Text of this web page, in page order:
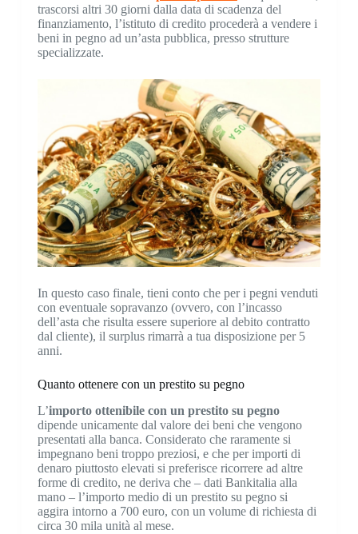
trascorsi altri 30 giorni dalla data di scadenza del
finanziamento, l’istituto di credito procederà a vendere i
beni in pegno ad un’asta pubblica, presso strutture
specializzate.
In questo caso finale, tieni conto che per i pegni venduti
con eventuale sopravanzo (ovvero, con l’incasso
dell’asta che risulta essere superiore al debito contratto
dal cliente), il surplus rimarrà a tua disposizione per 5
anni.
Quanto ottenere con un prestito su pegno
L’importo ottenibile con un prestito su pegno
dipende unicamente dal valore dei beni che vengono
presentati alla banca. Considerato che raramente si
impegnano beni troppo preziosi, e che per importi di
denaro piuttosto elevati si preferisce ricorrere ad altre
forme di credito, ne deriva che – dati Bankitalia alla
mano – l’importo medio di un prestito su pegno si
aggira intorno a 700 euro, con un volume di richiesta di
circa 30 mila unità al mese.